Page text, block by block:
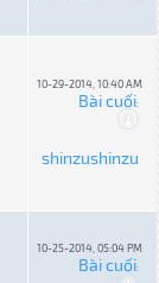
10-29-2014, 10:40 AM
Bài cuối:
shinzushinzu
10-25-2014, 05:04 PM
Bài cuối: